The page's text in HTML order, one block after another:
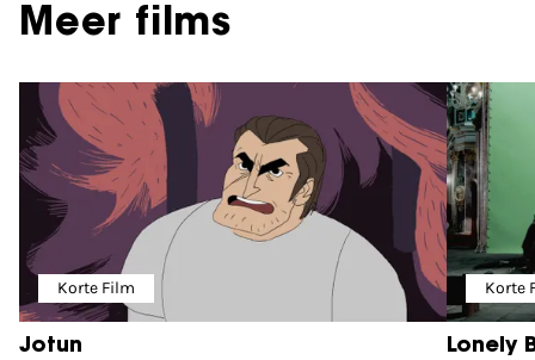
Meer films
Korte Film
Jotun
Korte
Lonely